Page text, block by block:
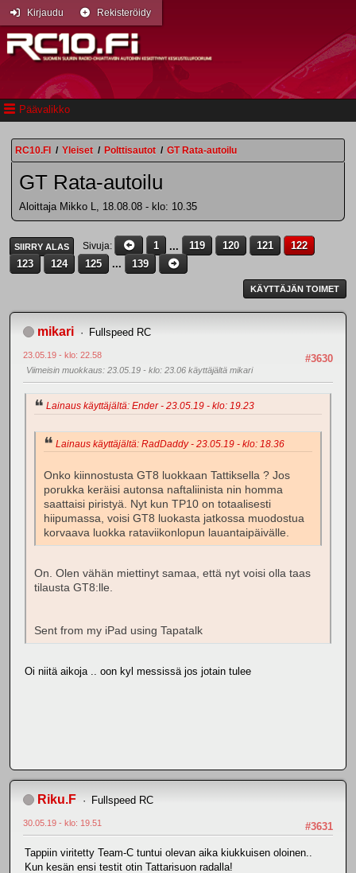
Päävalikko
Kirjaudu Rekisteröidy
RC10.FI / Yleiset / Polttisautot / GT Rata-autoilu
GT Rata-autoilu
Aloittaja Mikko L, 18.08.08 - klo: 10.35
SIIRRY ALAS Sivuja 1 ... 119 120 121
122
123
124 125 ... 139
KÄYTTÄJÄN TOIMET
mikari Fullspeed RC
#3630
23.05.19 - klo: 22.58
Viimeisin muokkaus: 23.05.19 - klo: 23.06 käyttäjältä mikari
Lainaus käyttäjältä: Ender - 23.05.19 - klo: 19.23
Lainaus käyttäjältä: RadDaddy - 23.05.19 - klo: 18.36
Onko kiinnostusta GT8 luokkaan Tattiksella ? Jos
porukka keräisi autonsa naftaliinista nin homma
saattaisi piristyä. Nyt kun TP10 on totaalisesti
hiipumassa, voisi GT8 luokasta jatkossa muodostua
korvaava luokka rataviikonlopun lauantaipäivälle.
On. Olen vähän miettinyt samaa, että nyt voisi olla taas
tilausta GT8:lle.
Sent from my iPad using Tapatalk
Oi niitä aikoja .. oon kyl messissä jos jotain tulee
Riku.F Fullspeed RC
#3631
30.05.19 - klo: 19.51
Tappiin viritetty Team-C tuntui olevan aika kiukkuisen oloinen..
Kun kesän ensi testit otin Tattarisuon radalla!